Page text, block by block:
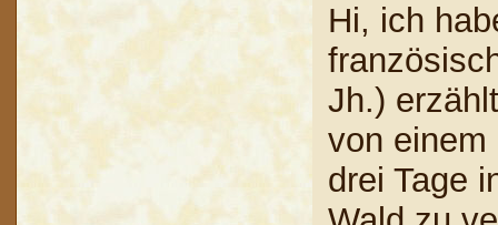
Hi, ich
Jh.)
von
drei Tage